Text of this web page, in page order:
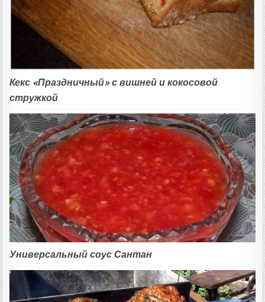
Кекс «Праздничный» с вишней и кокосовой
стружкой
Универсальный соус Сантан